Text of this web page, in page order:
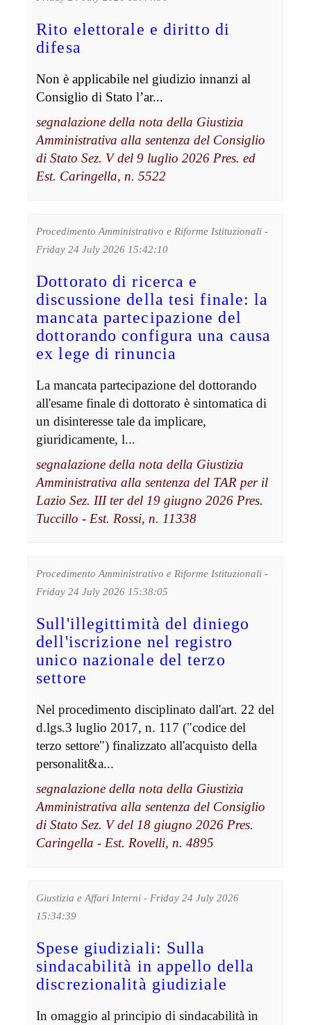
Rito elettorale e diritto di
difesa
Non è applicabile nel giudizio innanzi al
Consiglio di Stato l’ar...
segnalazione della nota della Giustizia
Amministrativa alla sentenza del Consiglio
di Stato Sez. V del 9 luglio 2026 Pres. ed
Est. Caringella, n. 5522
Procedimento Amministrativo e Riforme Istituzionali -
Friday 24 July 2026 15:42:10
Dottorato di ricerca e
discussione della tesi finale: la
mancata partecipazione del
dottorando configura una causa
ex lege di rinuncia
La mancata partecipazione del dottorando
all'esame finale di dottorato è sintomatica di
un disinteresse tale da implicare,
giuridicamente, l...
segnalazione della nota della Giustizia
Amministrativa alla sentenza del TAR per il
Lazio Sez. III ter del 19 giugno 2026 Pres.
Tuccillo - Est. Rossi, n. 11338
Procedimento Amministrativo e Riforme Istituzionali -
Friday 24 July 2026 15:38:05
Sull'illegittimità del diniego
dell'iscrizione nel registro
unico nazionale del terzo
settore
Nel procedimento disciplinato dall'art. 22 del
d.lgs.3 luglio 2017, n. 117 ("codice del
terzo settore") finalizzato all'acquisto della
personalit&a...
segnalazione della nota della Giustizia
Amministrativa alla sentenza del Consiglio
di Stato Sez. V del 18 giugno 2026 Pres.
Caringella - Est. Rovelli, n. 4895
Giustizia e Affari Interni - Friday 24 July 2026
15:34:39
Spese giudiziali: Sulla
sindacabilità in appello della
discrezionalità giudiziale
In omaggio al principio di sindacabilità in